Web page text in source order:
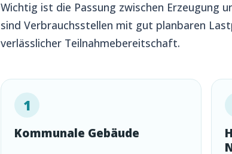
Wichtig ist die Passung zwischen Erzeugung
sind Verbrauchsstellen mit gut planbaren
verlässlicher Teilnahmebereitschaft.
1
Kommunale Gebäude